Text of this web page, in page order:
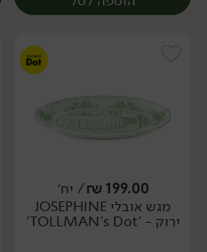
יח׳
199.00
₪/ יח׳
מגש אובלי JOSEPHINE
ירוק - 'TOLLMAN's Dot'